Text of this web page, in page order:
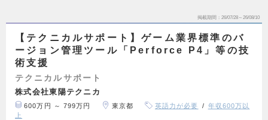
掲載期間 26/07/28～26/08/10
【テクニカルサポート】ゲーム業界標準のバ
ージョン管理ツール「Perforce P4」等の技
術支援
テクニカルサポート
株式会社東陽テクニカ
600万円 ～ 799万円 東京都 英語力が必要
年収600万以
上